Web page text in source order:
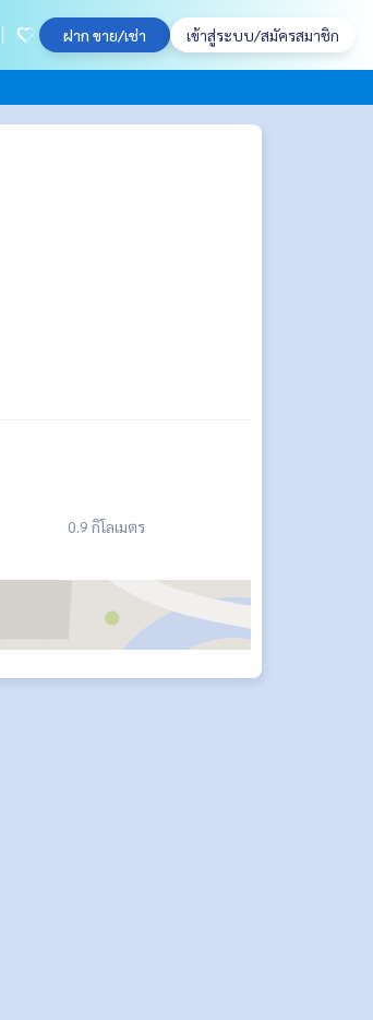
ฝาก ขาย/เช่า เข้าสู่ระบบ/สมัครสมาชิก
0.9 กิโลเมตร